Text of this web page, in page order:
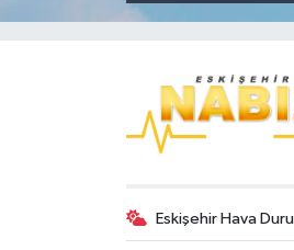
Eskişehir Hava